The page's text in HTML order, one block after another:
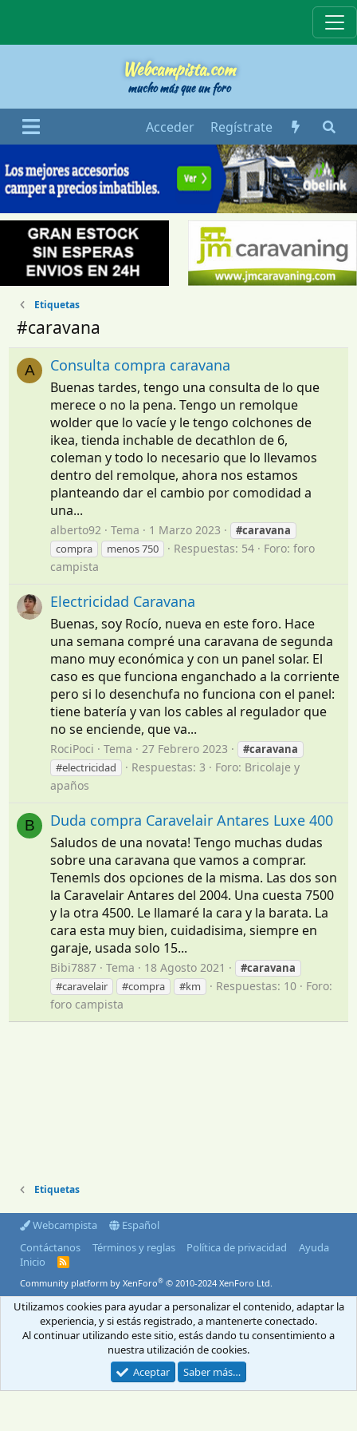
Webcampista.com
mucho más que un foro
Acceder Regístrate
Etiquetas
#caravana
A Consulta compra caravana
Buenas tardes, tengo una consulta de lo que
merece o no la pena. Tengo un remolque
wolder que lo vacíe y le tengo colchones de
ikea, tienda inchable de decathlon de 6,
coleman y todo lo necesario que lo llevamos
dentro del remolque, ahora nos estamos
planteando dar el cambio por comodidad a
una...
alberto92 Tema 1 Marzo 2023
#caravana
compra
menos 750 Respuestas: 54 Foro:foro
campista
Electricidad Caravana
Buenas, soy Rocío, nueva en este foro. Hace
una semana compré una caravana de segunda
mano muy económica y con un panel solar. El
caso es que funciona enganchado a la corriente
pero si lo desenchufa no funciona con el panel:
tiene batería y van los cables al regulador que
no se enciende, que va...
RociPoci Tema 27 Febrero 2023
#caravana
#electricidad
Respuestas: 3 Foro: Bricolaje y
apaños
B Duda compra Caravelair Antares Luxe 400
Saludos de una novata! Tengo muchas dudas
sobre una caravana que vamos a comprar.
Tenemls dos opciones de la misma. Las dos son
la Caravelair Antares del 2004. Una cuesta 7500
y la otra 4500. Le llamaré la cara y la barata. La
cara esta muy bien, cuidadisima, siempre en
garaje, usada solo 15...
Bibi7887 Tema 18 Agosto 2021
#caravana
#caravelair
#compra #km Respuestas: 10
Foro:
foro campista
Etiquetas
Webcampista
Español
Contáctanos
Términos y reglas Política de privacidad
Ayuda
Inicio
R
S
Community platform by XenForo® © 2010-2024 XenForo Ltd.
© 2004-2026 Webcampista.com
Envíanos un email
Aviso Legal
Política de privacidad
Menú profesionales
Política de cookies
Utilizamos cookies para ayudar a personalizar el contenido, adaptar la
experiencia, y si estás registrado, a mantenerte conectado.
Al continuar utilizando este sitio, estás dando tu consentimiento a
nuestra utilización de cookies.
Aceptar
Saber más…